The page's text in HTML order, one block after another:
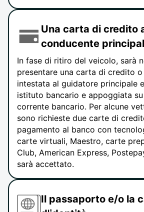
Una carta di credito
conducente
In fase di ritiro del veicolo, sarà
presentare una carta di credito
intestata al guidatore principale
istituto bancario e appoggiata
corrente bancario. Per alcune
sono richieste due carte di
pagamento al banco con
carte virtuali, Maestro, carte
Club, American Express,
sarà accettato.
Il passaporto e/o la